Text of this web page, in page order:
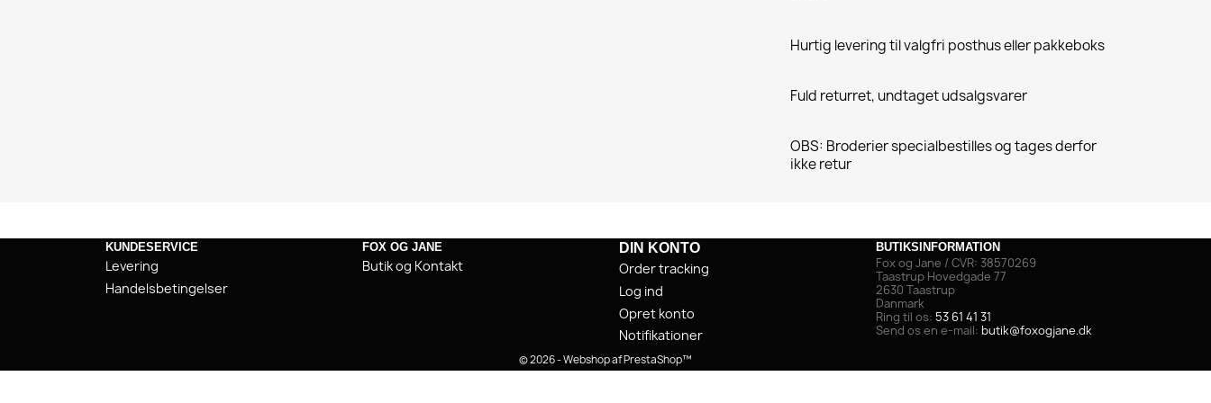
Hurtig levering til valgfri posthus eller pakkeboks
Fuld returret, undtaget udsalgsvarer
OBS: Broderier specialbestilles og tages derfor
ikke retur
KUNDESERVICE
Levering
Handelsbetingelser
FOX OG JANE
Butik og Kontakt
DIN KONTO
Order tracking
Log ind
Opret konto
Notifikationer
BUTIKSINFORMATION
Fox og Jane / CVR: 38570269
Taastrup Hovedgade 77
2630 Taastrup
Danmark
Ring til os: 53 61 41 31
Send os en e-mail: butik@foxogjane.dk
© 2026 - Webshop af PrestaShop™